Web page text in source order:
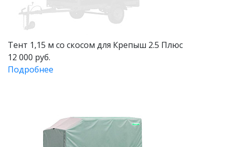
Тент 1,15 м со скосом для Крепыш 2.5 Плюс
12 000 руб.
Подробнее